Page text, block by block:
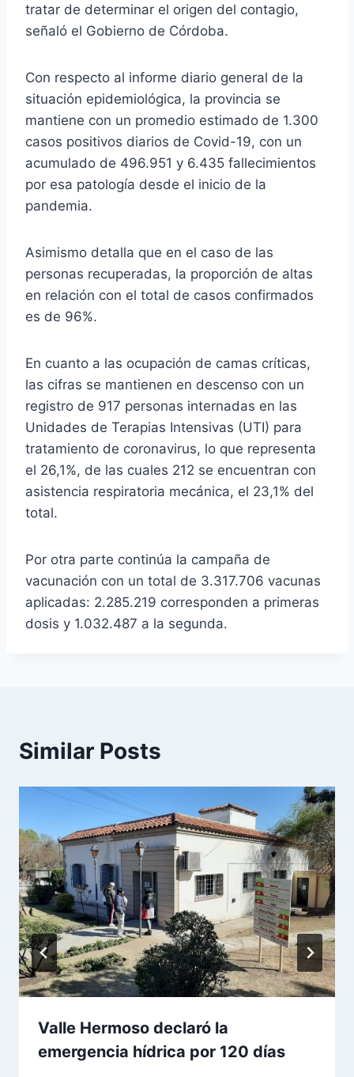
tratar de determinar el origen del contagio,
señaló el Gobierno de Córdoba.
Con respecto al informe diario general de la
situación epidemiológica, la provincia se
mantiene con un promedio estimado de 1.300
casos positivos diarios de Covid-19, con un
acumulado de 496.951 y 6.435 fallecimientos
por esa patología desde el inicio de la
pandemia.
Asimismo detalla que en el caso de las
personas recuperadas, la proporción de altas
en relación con el total de casos confirmados
es de 96%.
En cuanto a las ocupación de camas críticas,
las cifras se mantienen en descenso con un
registro de 917 personas internadas en las
Unidades de Terapias Intensivas (UTI) para
tratamiento de coronavirus, lo que representa
el 26,1%, de las cuales 212 se encuentran con
asistencia respiratoria mecánica, el 23,1% del
total.
Por otra parte continúa la campaña de
vacunación con un total de 3.317.706 vacunas
aplicadas: 2.285.219 corresponden a primeras
dosis y 1.032.487 a la segunda.
Similar Posts
Valle Hermoso declaró la
emergencia hídrica por 120 días